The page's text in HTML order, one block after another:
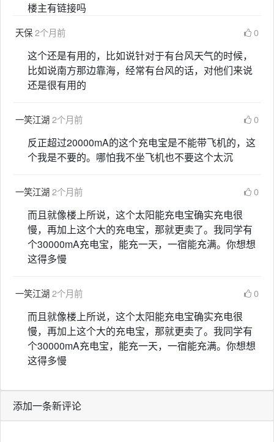
楼主有链接吗
天保2个月前 0
这个还是有用的，比如说针对于有台风天气的时候，
比如说南方那边靠海，经常有台风的话，对他们来说
还是很有用的
一笑江湖2个月前 0
反正超过20000mA的这个充电宝是不能带飞机的，这
个我是不要的。哪怕我不坐飞机也不要这个太沉
一笑江湖2个月前 0
而且就像楼上所说，这个太阳能充电宝确实充电很
慢，再加上这个大的充电宝，那就更卖了。我同学有
个30000mA充电宝，能充一天，一宿能充满。你想想
这得多慢
一笑江湖2个月前 0
而且就像楼上所说，这个太阳能充电宝确实充电很
慢，再加上这个大的充电宝，那就更卖了。我同学有
个30000mA充电宝，能充一天，一宿能充满。你想想
这得多慢
添加一条新评论